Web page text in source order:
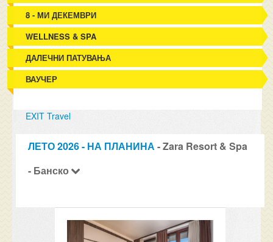
8 - МИ ДЕКЕМВРИ
WELLNESS & SPA
ДАЛЕЧНИ ПАТУВАЊА
ВАУЧЕР
EXIT Travel
ЛЕТО 2026 - НА ПЛАНИНА - Zara Resort & Spa
- Банско